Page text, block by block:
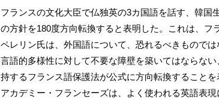
フランスの文化大臣で仏独英の3カ国語を話す、韓
の方針を180度方向転換すると表明した。これは、フ
ペレリン氏は、外国語について、恐れるべきもので
言語的多様性に対して不要な障壁を築いてはならな
持するフランス語保護法が公式に方向転換することを
アカデミー・フランセーズは、よく使われる英語表